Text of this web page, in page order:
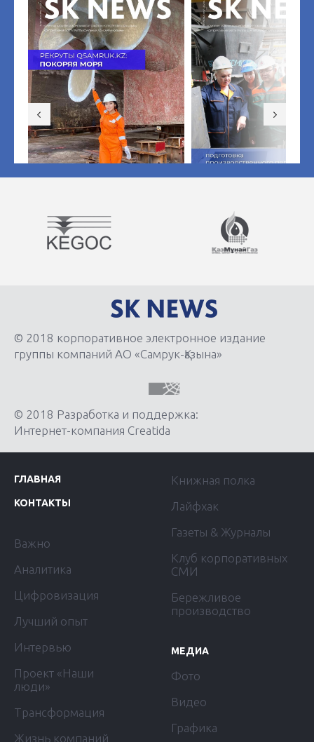
© 2018 корпоративное электронное издание
группы компаний АО «Самрук-Қазына»
© 2018 Разработка и поддержка:
Интернет-компания Creatida
ГЛАВНАЯ
КОНТАКТЫ
Важно
Аналитика
Цифровизация
Лучший опыт
Интервью
Проект «Наши
люди»
Трансформация
Жизнь компаний
Книжная полка
Лайфхак
Газеты & Журналы
Клуб корпоративных
СМИ
Бережливое
производство
МЕДИА
Фото
Видео
Графика